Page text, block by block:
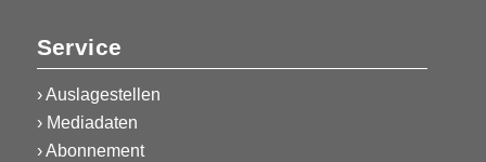
Service
›Auslagestellen
› Mediadaten
›Abonnement